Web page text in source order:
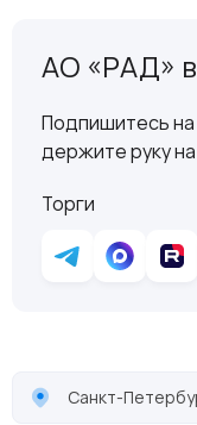
АО «РАД»
Подпишитесь
держите руку
Торги
Санкт-